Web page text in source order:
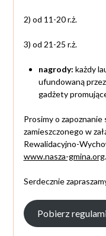
2) od 11-20 r.ż.
3) od 21-25 r.ż.
nagrody: każdy
ufundowaną
gadżety
Prosimy o zapoznanie
zamieszczonego w
Rewalidacyjno-
www.nasza-gmina.org.
Serdecznie
Pobierz